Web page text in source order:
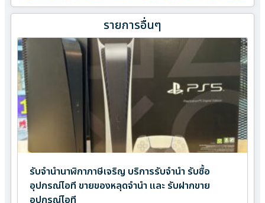
รายการอื่นๆ
รับจำนำนาฬิกาภาษีเจริญ บริการรับจำนำ รับซื้อ
อุปกรณ์ไอที ขายของหลุดจำนำ และ รับฝากขาย
อุปกรณ์ไอที